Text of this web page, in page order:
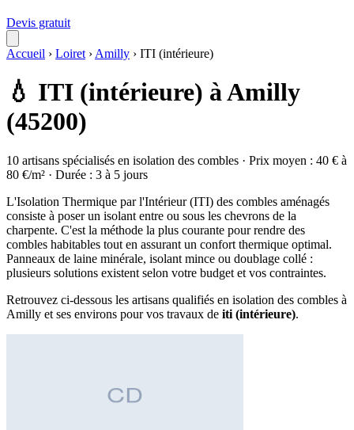
Devis gratuit
Accueil › Loiret › Amilly › ITI (intérieure)
💧 ITI (intérieure) à Amilly
(45200)
10 artisans spécialisés en isolation des combles · Prix moyen : 40 € à
80 €/m² · Durée : 3 à 5 jours
L'Isolation Thermique par l'Intérieur (ITI) des combles aménagés
consiste à poser un isolant entre ou sous les chevrons de la
charpente. C'est la méthode la plus courante pour rendre des
combles habitables tout en assurant un confort thermique optimal.
Panneaux de laine minérale, isolant mince ou doublage collé :
plusieurs solutions existent selon votre budget et vos contraintes.
Retrouvez ci-dessous les artisans qualifiés en isolation des combles à
Amilly et ses environs pour vos travaux de iti (intérieure).